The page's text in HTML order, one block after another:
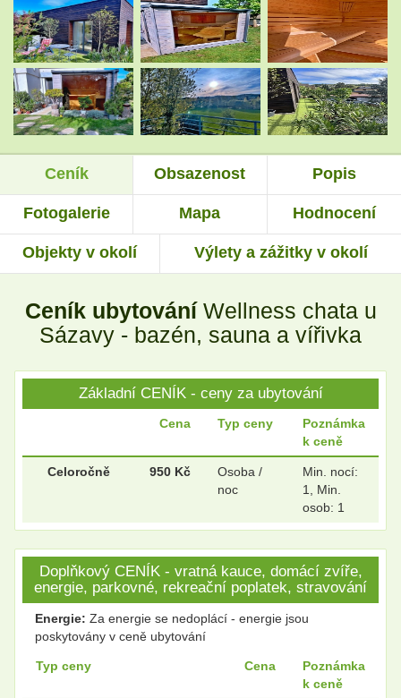
Ceník Obsazenost Popis
Fotogalerie Mapa Hodnocení
Objekty v okolí Výlety a zážitky v okolí
Ceník ubytování Wellness chata u
Sázavy - bazén, sauna a vířivka
Základní CENÍK - ceny za ubytování
Cena Typ ceny
Poznámka
k ceně
Celoročně 950 Kč
Osoba /
noc
Min. nocí:
1, Min.
osob: 1
Doplňkový CENÍK - vratná kauce, domácí zvíře,
energie, parkovné, rekreační poplatek, stravování
Energie: Za energie se nedoplácí - energie jsou
poskytovány v ceně ubytování
Typ ceny Cena
Poznámka
k ceně